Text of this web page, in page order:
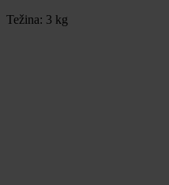
Težina: 3 kg